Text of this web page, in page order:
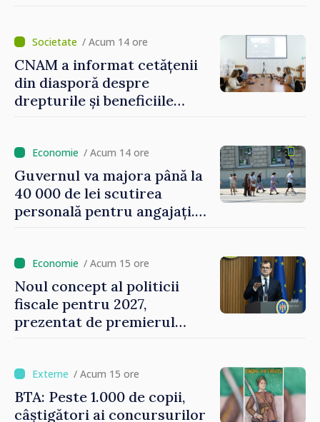
/ Acum 14 ore
CNAM a informat cetățenii
din diasporă despre
drepturile și beneficiile
/ Acum 14 ore
Guvernul va majora până la
40 000 de lei scutirea
personală pentru angajați.
oamenilor”/ Acum 15 ore
Noul concept al politicii
fiscale pentru 2027,
prezentat de premierul
investițiile, taxăm viciile și
echilibrăm taxarea
consumului”
/ Acum 15 ore
BTA: Peste 1.000 de copii,
câștigători ai concursurilor